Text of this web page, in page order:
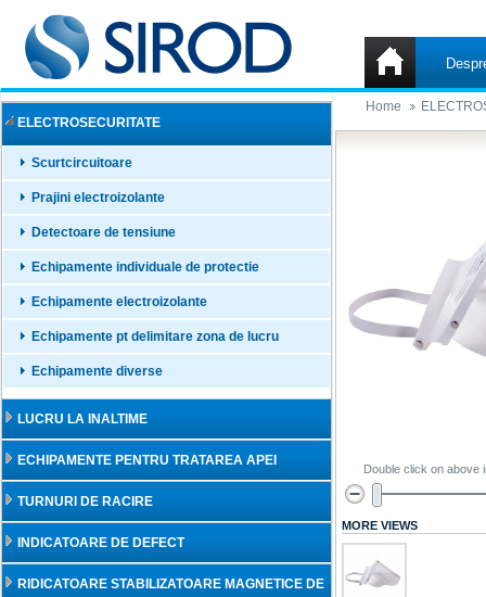
ELECTROSECURITATE
Scurtcircuitoare
Prajini electroizolante
Detectoare de tensiune
Echipamente individuale de protectie
Echipamente electroizolante
Echipamente pt delimitare zona de lucru
Echipamente diverse
LUCRU LA INALTIME
ECHIPAMENTE PENTRU TRATAREA APEI
TURNURI DE RACIRE
INDICATOARE DE DEFECT
RIDICATOARE STABILIZATOARE MAGNETICE DE
Home
Double click on above
MORE VIEWS